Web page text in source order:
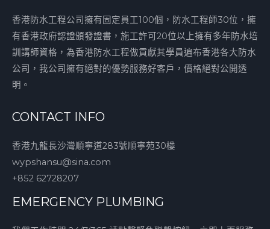
香港防水工程公司擁有固定員工100個，防水工程師30位，擁
有香港政府認證頒發證書，施工許可20位以上擁有多年防水培
訓講師資格，為香港防水工程做貢獻其學員遍布香港各大防水
公司，我公司擁有絕對的優勢服務好客戶，價格絕對公開透
明。
CONTACT INFO
香港九龍長沙灣順寧道283號順寧苑30樓
wypshansu@sina.com
+852 62728207
EMERGENCY PLUMBING